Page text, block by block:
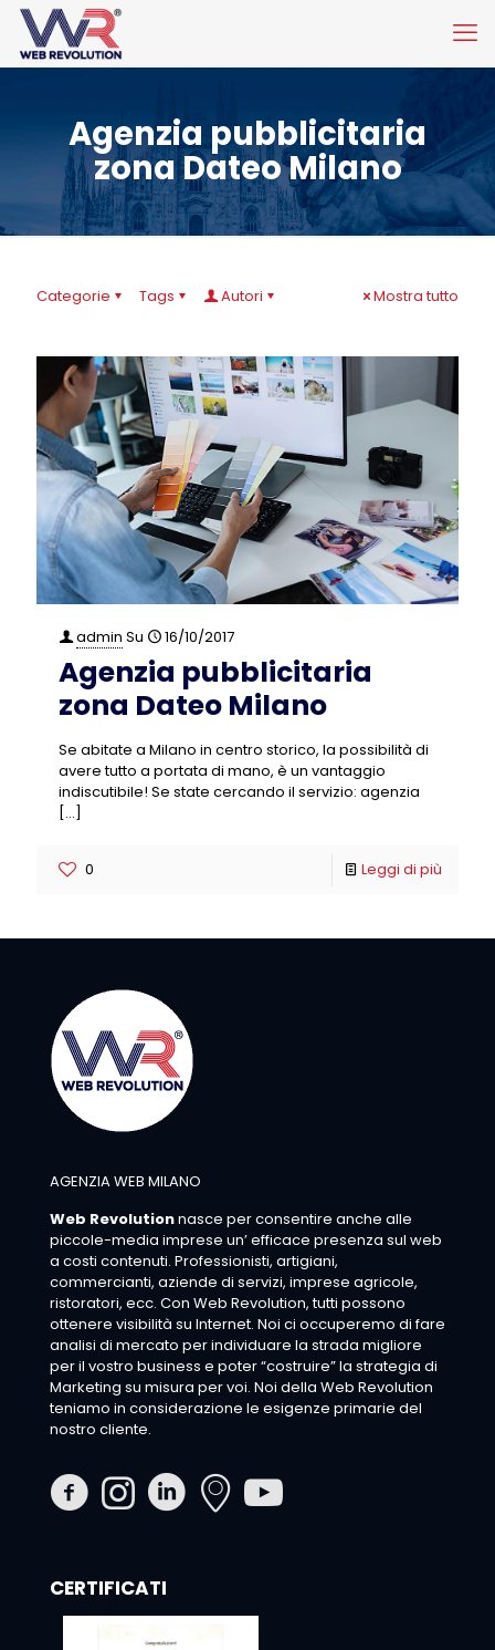
Agenzia pubblicitaria
zona Dateo Milano
Categorie Tags Autori Mostra tutto
admin Su 16/10/2017
Agenzia pubblicitaria
zona Dateo Milano
Se abitate a Milano in centro storico, la possibilità di
avere tutto a portata di mano, è un vantaggio
indiscutibile! Se state cercando il servizio: agenzia
[…]
0 Leggi di più
AGENZIA WEB MILANO
Web Revolutionnasce per consentire anche alle
piccole-media imprese un’ efficace presenza sul web
a costi contenuti. Professionisti, artigiani,
commercianti, aziende di servizi, imprese agricole,
ristoratori, ecc. Con Web Revolution, tutti possono
ottenere visibilità su Internet. Noi ci occuperemo di fare
analisi di mercato per individuare la strada migliore
per il vostro business e poter “costruire” la strategia di
Marketing su misura per voi. Noi della Web Revolution
teniamo in considerazione le esigenze primarie del
nostro cliente.
CERTIFICATI